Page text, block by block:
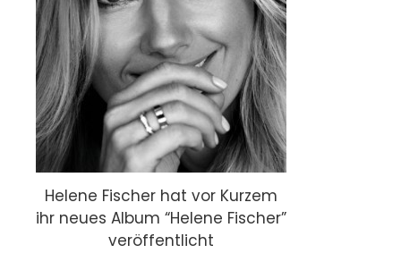
Helene Fischer hat vor Kurzem
ihr neues Album “Helene Fischer”
veröffentlicht